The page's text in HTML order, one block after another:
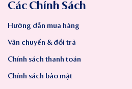
Các Chính Sách
Hướng dẫn mua hàng
Vân chuyển & đổi trả
Chính sách thanh toán
Chính sách bảo mật